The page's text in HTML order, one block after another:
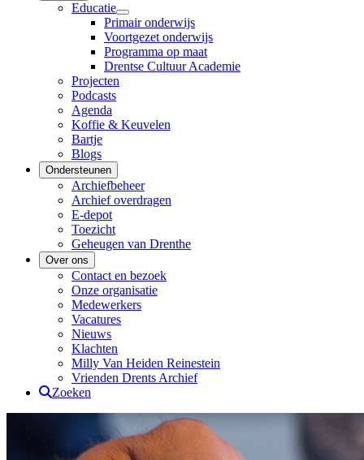
Educatie
Primair onderwijs
Voortgezet onderwijs
Programma op maat
Drentse Cultuur Academie
Projecten
Podcasts
Agenda
Koffie & Keuvelen
Bartje
Blogs
Ondersteunen
Archiefbeheer
Archief overdragen
E-depot
Toezicht
Geheugen van Drenthe
Over ons
Contact en bezoek
Onze organisatie
Medewerkers
Vacatures
Nieuws
Klachten
Milly Van Heiden Reinestein
Vrienden Drents Archief
Zoeken
Drents Archief